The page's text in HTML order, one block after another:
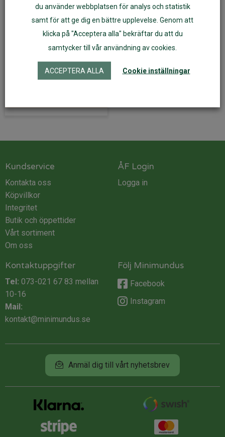
Tvålfat av mörkbetsad
bambu handgjort
69kr
Kundservice
Kontakta oss
Köpvillkor
Integritet
Butik och öppettider
Vårt sortiment
Om oss
ÅF Login
Logga in
Kontaktuppgifter
Tel: 073-021 67 83 mellan
10-16
Mail:
kontakt@minimundus.se
Följ Minimundus
Facebook
Instagram
Anmäl dig till vårt nyhetsbrev
du använder webbplatsen för analys och statistik
samt för att ge dig en bättre upplevelse. Genom att
klicka på "Acceptera alla" bekräftar du att du
samtycker till vår användning av cookies.
ACCEPTERA ALLA Cookie inställningar